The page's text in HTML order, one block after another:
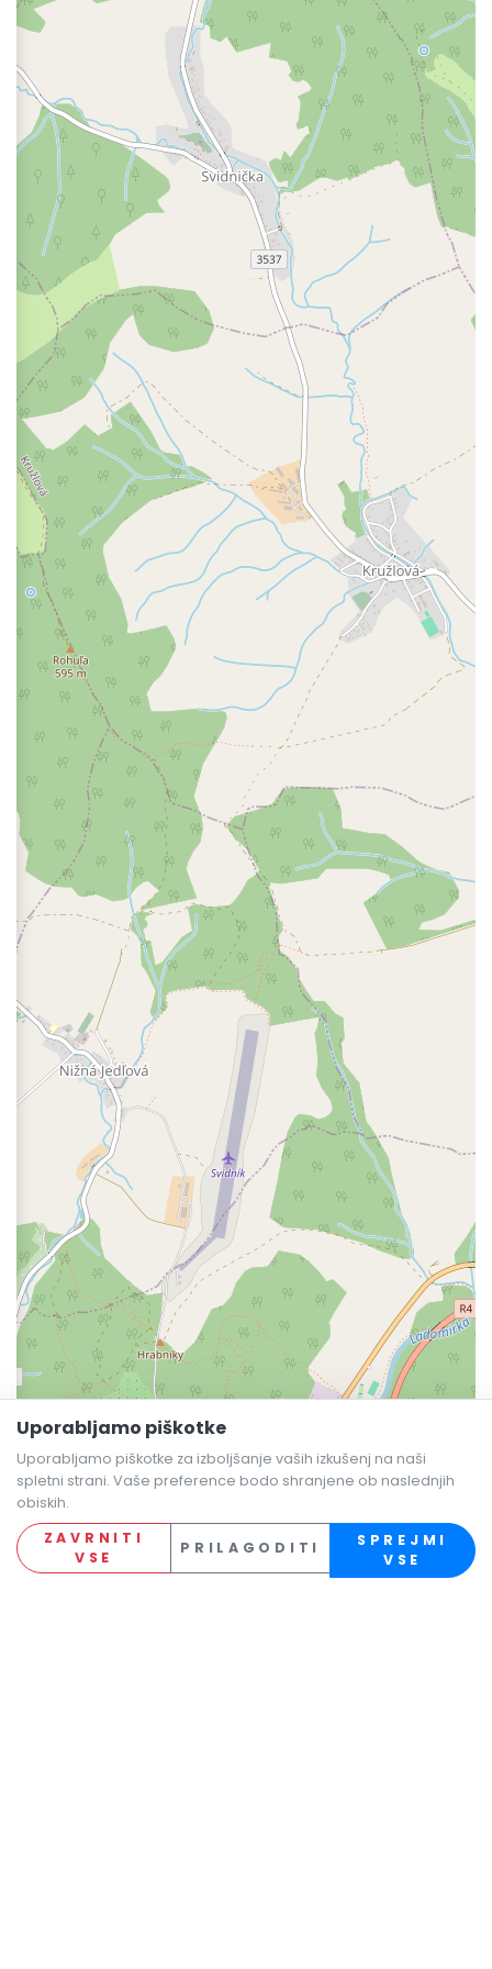
Uporabljamo piškotke
Uporabljamo piškotke za izboljšanje vaših izkušenj na naši
spletni strani. Vaše preference bodo shranjene ob naslednjih
obiskih.
ZAVRNITI
VSE
PRILAGODITI
SPREJMI
VSE